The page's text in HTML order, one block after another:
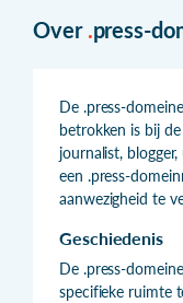
Over .press-
De .press-
betrokken is bij
journalist,
een .press-
aanwezigheid te
Geschiedenis
De .press-
specifieke ruimte